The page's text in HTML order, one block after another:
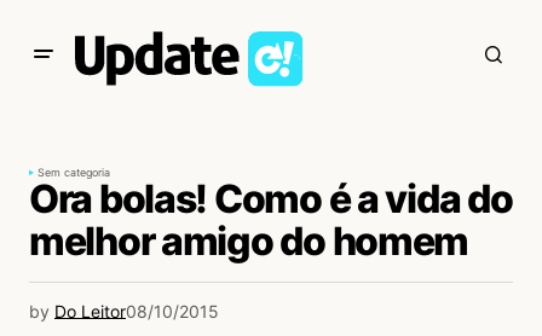
Sem categoria
Ora bolas! Como é a vida do
melhor amigo do homem
by Do Leitor08/10/2015